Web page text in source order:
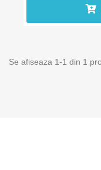
Se afiseaza 1-1 din 1
Trebuie sa fi logat
Favorite.